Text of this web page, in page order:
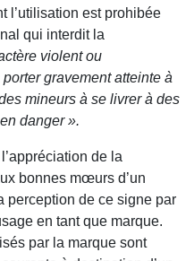
l’utilisation est prohibée
qui interdit la
violent ou
gravement atteinte à
mineurs à se livrer à des
danger ».
de la
bonnes mœurs d’un
perception de ce signe par
en tant que marque.
par la marque sont